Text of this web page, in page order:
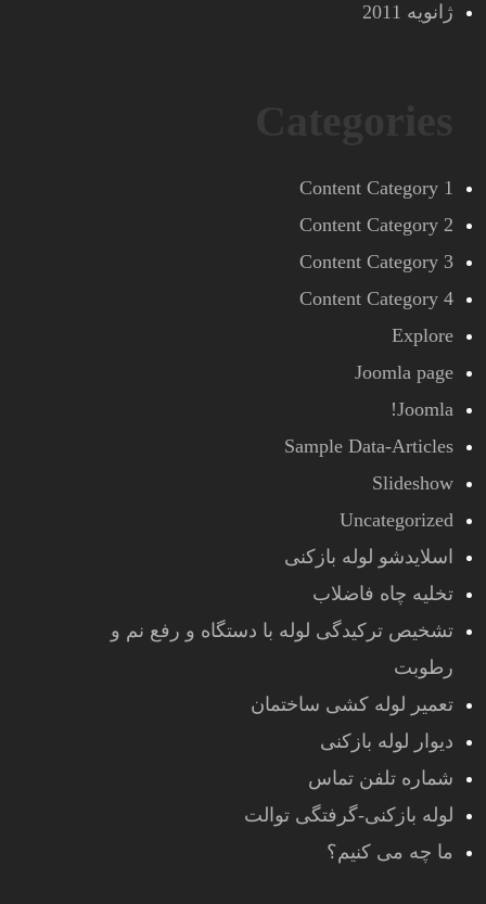
ژانویه 2011
Content Category 1
Content Category 2
Content Category 3
Content Category 4
Explore
Joomla page
Joomla!
Sample Data-Articles
Slideshow
Uncategorized
اسلایدشو لوله بازکنی
تخلیه چاه فاضلاب
تشخیص ترکیدگی لوله با دستگاه و رفع نم و
رطوبت
تعمیر لوله کشی ساختمان
دیوار لوله بازکنی
شماره تلفن تماس
لوله بازکنی-گرفتگی توالت
ما چه می کنیم؟